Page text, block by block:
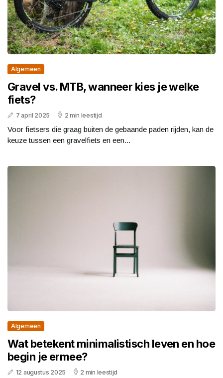
Algemeen
Gravel vs. MTB, wanneer kies je welke
fiets?
7 april 2025 2 min leestijd
Voor fietsers die graag buiten de gebaande paden rijden, kan de
keuze tussen een gravelfiets en een...
Algemeen
Wat betekent minimalistisch leven en hoe
begin je ermee?
12 augustus 2025 2 min leestijd